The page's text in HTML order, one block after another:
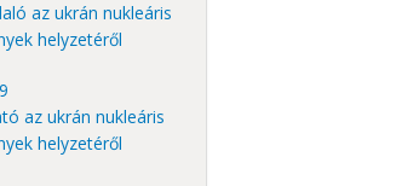
az ukrán nukleáris
helyzetéről
az ukrán nukleáris
helyzetéről